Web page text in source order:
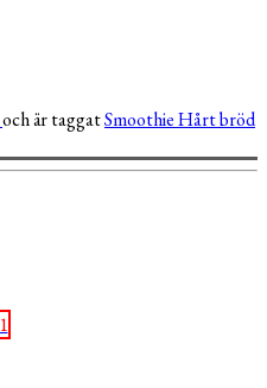
och är taggatSmoothieHårt bröd
1